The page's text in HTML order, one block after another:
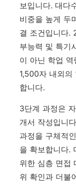
보입니다. 대다
비중을 높게 두
결 조건입니다.
부능력 및 특기
이 아닌 학업
1,500자 내외의
합니다.
3단계 과정은
개서 작성입니
과정을 구체적
을 확보합니다.
위한 심층 면접
위 확인과 더불